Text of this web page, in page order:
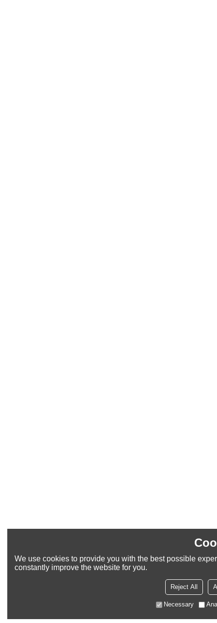
We use cookies to provide you with the best possible
constantly improve the website for you.
Reject All
Necessary